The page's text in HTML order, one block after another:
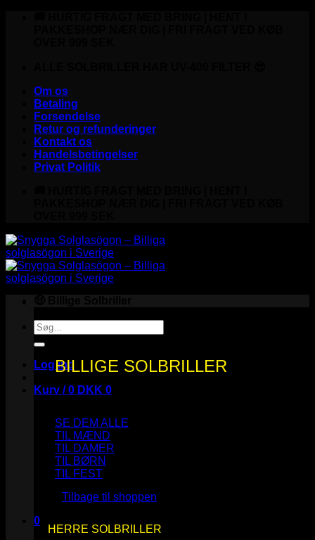
Om os
Betaling
Forsendelse
Retur og refunderinger
Kontakt os
Handelsbetingelser
Privat Politik
Søg
efter:
Log ind
Kurv /0 DKK 0
Ingen varer i kurven.
Tilbage til shoppen
0
Kurv
BILLIGE SOLBRILLER
SE DEM ALLE
TIL MÆND
TIL DAMER
TIL BØRN
TIL FEST
HERRE SOLBRILLER